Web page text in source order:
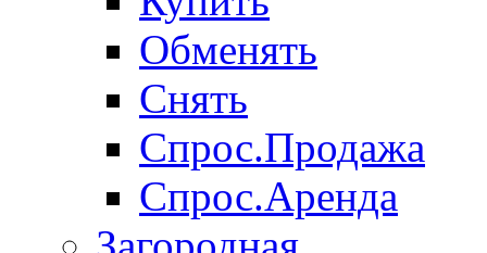
Обменять
Снять
Спрос.Продажа
Спрос.Аренда